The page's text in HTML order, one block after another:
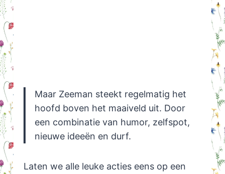
Maar Zeeman steekt regelmatig het
hoofd boven het maaiveld uit. Door
een combinatie van humor, zelfspot,
nieuwe ideeën en durf.
Laten we alle leuke acties eens op een